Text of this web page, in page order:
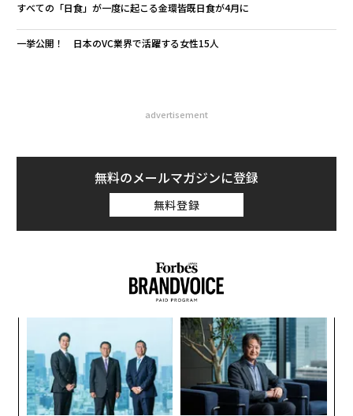
すべての「日食」が一度に起こる金環皆既日食が4月に
一挙公開！ 日本のVC業界で活躍する女性15人
advertisement
無料のメールマガジンに登録
無料登録